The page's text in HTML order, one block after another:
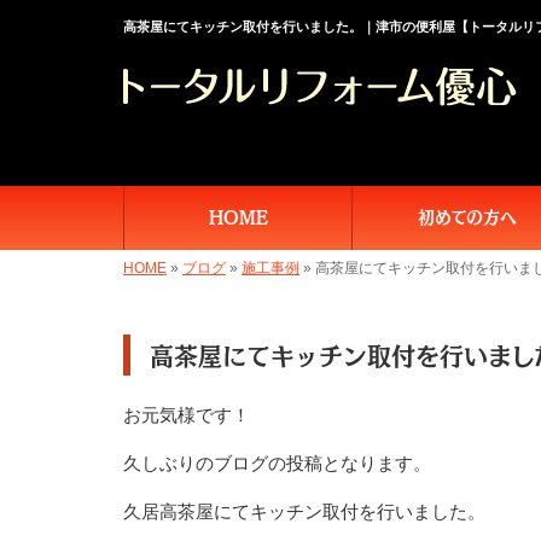
高茶屋にてキッチン取付を行いました。｜津市の便利屋【トータルリ
HOME 初めての方へ
HOME » ブログ » 施工事例 » 高茶屋にてキッチン取付を行いま
高茶屋にてキッチン取付を行いま
お元気様です！
久しぶりのブログの投稿となります。
久居高茶屋にてキッチン取付を行いました。